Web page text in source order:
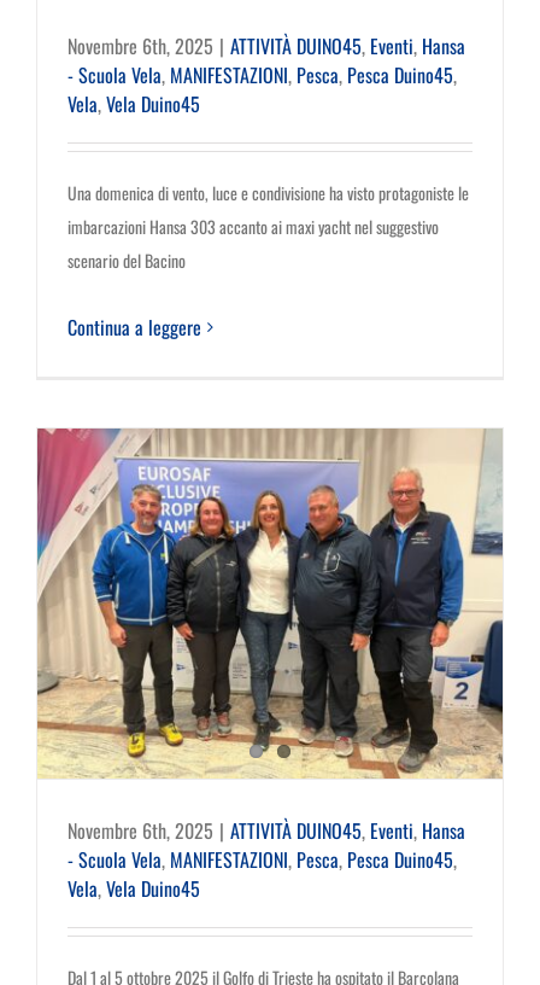
Novembre 6th, 2025 | ATTIVITÀ DUINO45, Eventi, Hansa
- Scuola Vela, MANIFESTAZIONI, Pesca, Pesca Duino45,
Vela,Vela Duino45
Una domenica di vento, luce e condivisione ha visto protagoniste le
imbarcazioni Hansa 303 accanto ai maxi yacht nel suggestivo
scenario del Bacino
Continua a leggere
Novembre 6th, 2025 | ATTIVITÀ DUINO45, Eventi, Hansa
- Scuola Vela, MANIFESTAZIONI, Pesca, Pesca Duino45,
Vela,Vela Duino45
Dal 1 al 5 ottobre 2025 il Golfo di Trieste ha ospitato il Barcolana